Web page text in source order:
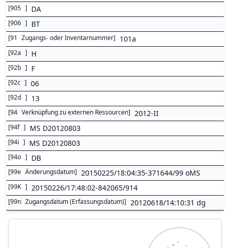
[905 ] DA
[906 ] BT
[91 Zugangs- oder Inventarnummer] 101a
[92a ] H
[92b ] F
[92c ] 06
[92d ] 13
[94 Verknüpfung zu externen Ressourcen] 2012-II
[94f ] MS D20120803
[94i ] MS D20120803
[94o ] DB
[99e Änderungsdatum] 20150225/18:04:35-371644/99 oMS
[99K ] 20150226/17:48:02-842065/914
[99n Zugangsdatum (Erfassungsdatum)] 20120618/14:10:31 dg